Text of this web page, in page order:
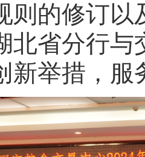
则的修订以
北省分行与
新举措，服